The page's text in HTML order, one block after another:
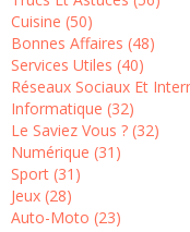
Cuisine (50)
Bonnes Affaires (48)
Services Utiles (40)
Réseaux Sociaux Et
Informatique (32)
Le Saviez Vous ? (32)
Numérique (31)
Sport (31)
Jeux (28)
Auto-Moto (23)